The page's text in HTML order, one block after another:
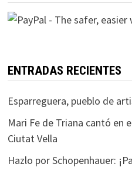
ENTRADAS RECIENTES
Esparreguera, pueblo de
Mari Fe de Triana cantó en
Ciutat Vella
Hazlo por Schopenhauer: